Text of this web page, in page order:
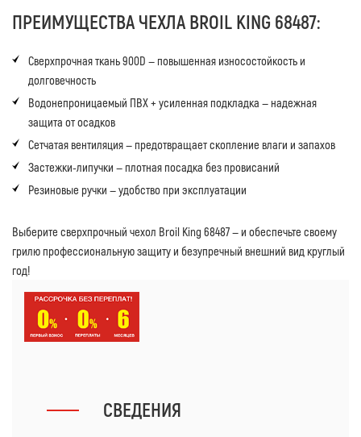
ПРЕИМУЩЕСТВА ЧЕХЛА BROIL KING 68487:
Сверхпрочная ткань 900D — повышенная износостойкость и
долговечность
Водонепроницаемый ПВХ + усиленная подкладка — надежная
защита от осадков
Сетчатая вентиляция — предотвращает скопление влаги и запахов
Застежки-липучки — плотная посадка без провисаний
Резиновые ручки — удобство при эксплуатации
Выберите сверхпрочный чехол Broil King 68487 — и обеспечьте своему
грилю профессиональную защиту и безупречный внешний вид круглый
год!
СВЕДЕНИЯ